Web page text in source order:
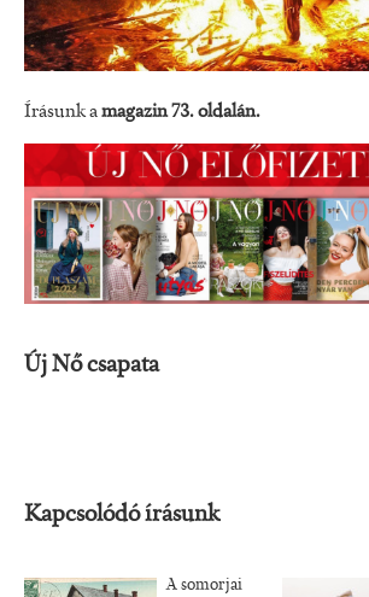
Írásunk amagazin 73. oldalán.
Új Nő csapata
Kapcsolódó írásunk
A somorjai